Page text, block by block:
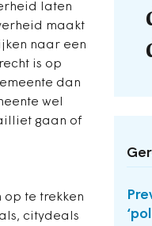
laten
maakt
naar een
is op
dan
wel
gaan of
op te trekken
citydeals